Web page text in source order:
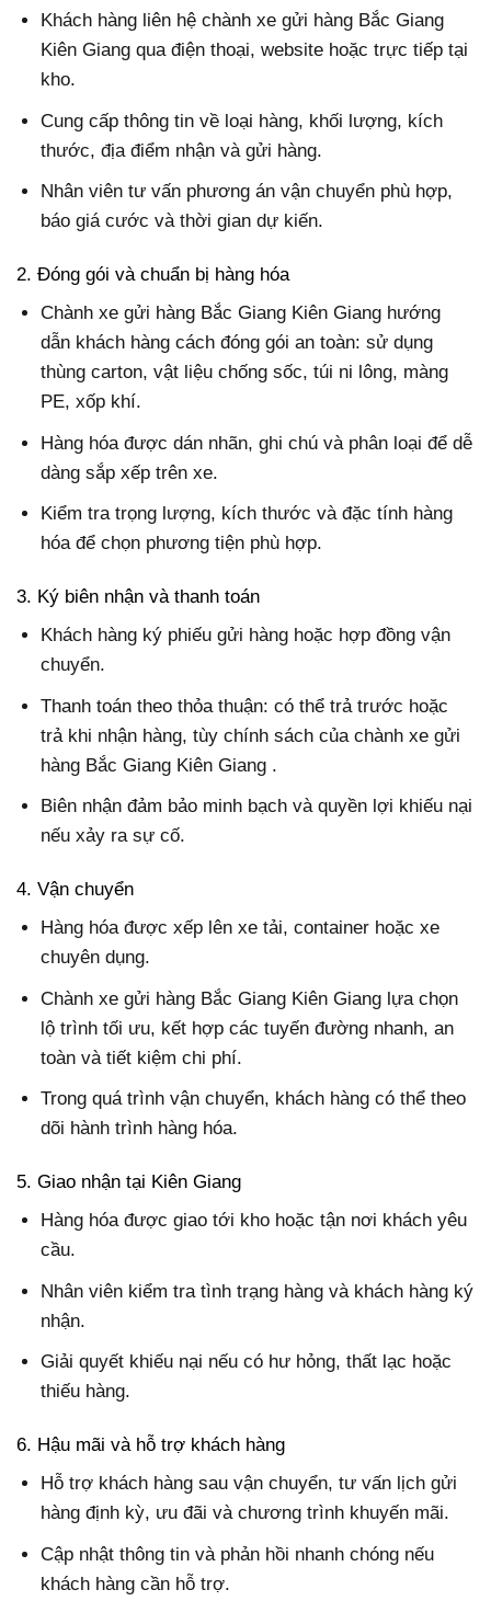
Khách hàng liên hệ chành xe gửi hàng Bắc Giang
Kiên Giang qua điện thoại, website hoặc trực tiếp tại
kho.
Cung cấp thông tin về loại hàng, khối lượng, kích
thước, địa điểm nhận và gửi hàng.
Nhân viên tư vấn phương án vận chuyển phù hợp,
báo giá cước và thời gian dự kiến.
2. Đóng gói và chuẩn bị hàng hóa
Chành xe gửi hàng Bắc Giang Kiên Giang hướng
dẫn khách hàng cách đóng gói an toàn: sử dụng
thùng carton, vật liệu chống sốc, túi ni lông, màng
PE, xốp khí.
Hàng hóa được dán nhãn, ghi chú và phân loại để dễ
dàng sắp xếp trên xe.
Kiểm tra trọng lượng, kích thước và đặc tính hàng
hóa để chọn phương tiện phù hợp.
3. Ký biên nhận và thanh toán
Khách hàng ký phiếu gửi hàng hoặc hợp đồng vận
chuyển.
Thanh toán theo thỏa thuận: có thể trả trước hoặc
trả khi nhận hàng, tùy chính sách của chành xe gửi
hàng Bắc Giang Kiên Giang .
Biên nhận đảm bảo minh bạch và quyền lợi khiếu nại
nếu xảy ra sự cố.
4. Vận chuyển
Hàng hóa được xếp lên xe tải, container hoặc xe
chuyên dụng.
Chành xe gửi hàng Bắc Giang Kiên Giang lựa chọn
lộ trình tối ưu, kết hợp các tuyến đường nhanh, an
toàn và tiết kiệm chi phí.
Trong quá trình vận chuyển, khách hàng có thể theo
dõi hành trình hàng hóa.
5. Giao nhận tại Kiên Giang
Hàng hóa được giao tới kho hoặc tận nơi khách yêu
cầu.
Nhân viên kiểm tra tình trạng hàng và khách hàng ký
nhận.
Giải quyết khiếu nại nếu có hư hỏng, thất lạc hoặc
thiếu hàng.
6. Hậu mãi và hỗ trợ khách hàng
Hỗ trợ khách hàng sau vận chuyển, tư vấn lịch gửi
hàng định kỳ, ưu đãi và chương trình khuyến mãi.
Cập nhật thông tin và phản hồi nhanh chóng nếu
khách hàng cần hỗ trợ.